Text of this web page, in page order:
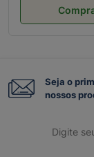
Seja o
nossos